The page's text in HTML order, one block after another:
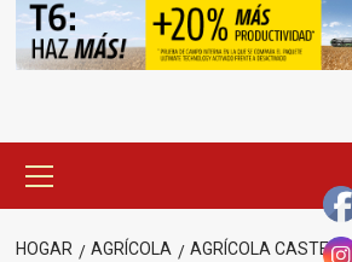
principal
HOGAR AGRÍCOLA
AGRÍCOLA